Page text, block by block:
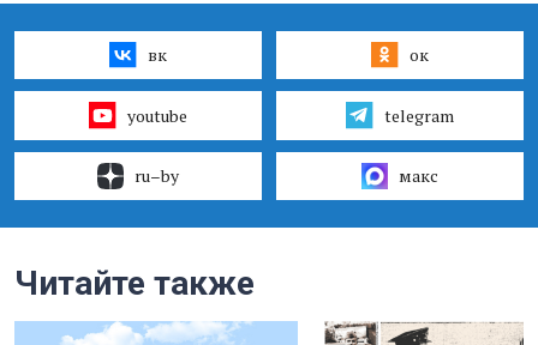
вк ок
youtube telegram
ru–by макс
Читайте также